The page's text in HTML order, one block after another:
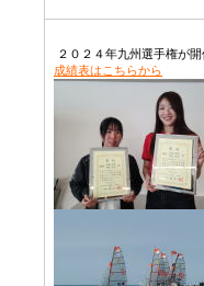
２０２４年九州選手権が
成績表はこちらから